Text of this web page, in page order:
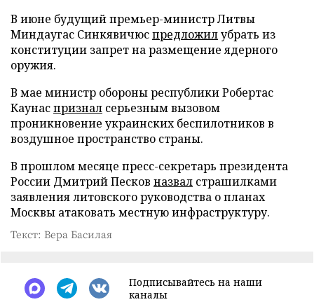
В июне будущий премьер-министр Литвы
Миндаугас Синкявичюспредложилубрать из
конституции запрет на размещение ядерного
оружия.
В мае министр обороны республики Робертас
Каунаспризнал серьезным вызовом
проникновение украинских беспилотников в
воздушное пространство страны.
В прошлом месяце пресс-секретарь президента
России Дмитрий Песков назвал страшилками
заявления литовского руководства о планах
Москвы атаковать местную инфраструктуру.
Текст: Вера Басилая
Подписывайтесь на наши
каналы